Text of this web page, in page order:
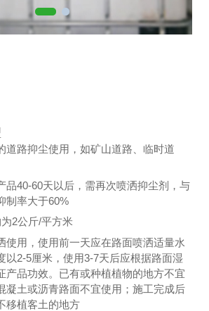
道路抑尘使用，如矿山道路、临时道
品40-60天以后，需再次喷洒抑尘剂，与
制率大于60%
2公斤/平方米
使用，使用前一天应在路面喷洒适量水
以2-5厘米，使用3-7天后应根据路面湿
产品功效。已有或种植植物的地方不宜
凝土或沥青路面不宜使用；施工完成后
移植客土的地方